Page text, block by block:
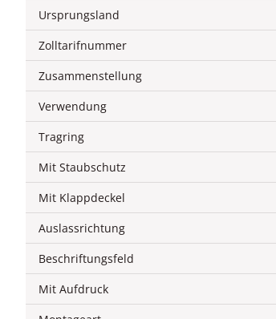
Ursprungsland
Zolltarifnummer
Zusammenstellung
Verwendung
Tragring
Mit Staubschutz
Mit Klappdeckel
Auslassrichtung
Beschriftungsfeld
Mit Aufdruck